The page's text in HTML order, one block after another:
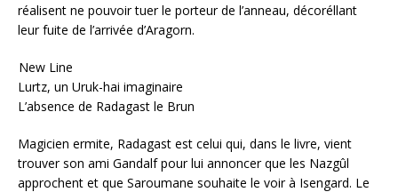
réalisent ne pouvoir tuer le porteur de l’anneau, décoréllant
leur fuite de l’arrivée d’Aragorn.
New Line
Lurtz, un Uruk-hai imaginaire
L’absence de Radagast le Brun
Magicien ermite, Radagast est celui qui, dans le livre, vient
trouver son ami Gandalf pour lui annoncer que les Nazgûl
approchent et que Saroumane souhaite le voir à Isengard. Le